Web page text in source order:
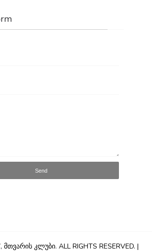
ᲛᲗᲕᲐᲠᲘᲡ ᲙᲚᲣᲑᲘ. ALL RIGHTS RESERVED. |